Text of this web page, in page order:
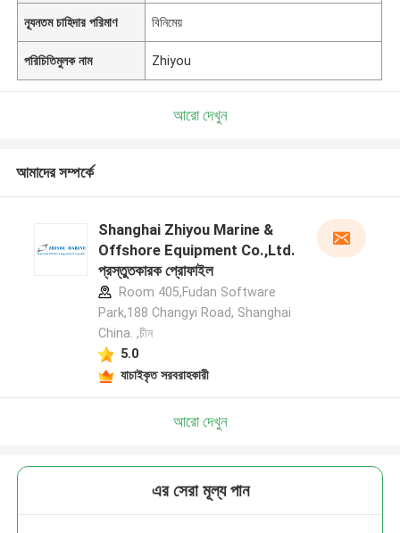
ন্যূনতম চাহিদার পরিমাণ বিনিমেয়
পরিচিতিমুলক নাম Zhiyou
আরো দেখুন
আমাদের সম্পর্কে
Shanghai Zhiyou Marine &
Offshore Equipment Co.,Ltd.
প্রস্তুতকারক প্রোফাইল
Room 405,Fudan Software
Park,188 Changyi Road, Shanghai
China. ,চীন
5.0
যাচাইকৃত সরবরাহকারী
আরো দেখুন
এর সেরা মূল্য পান